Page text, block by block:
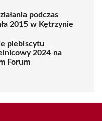
podczas
2015 w Kętrzynie
plebiscytu
2024 na
Forum